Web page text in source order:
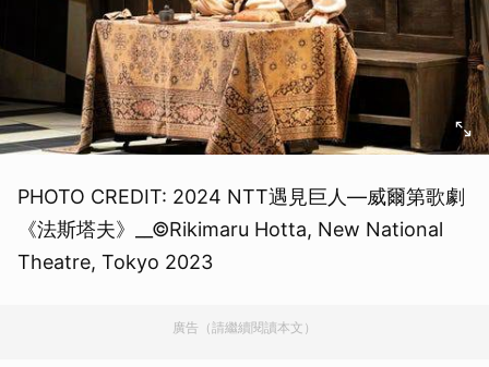
PHOTO CREDIT: 2024 NTT遇見巨人—威爾第歌劇
《法斯塔夫》__©Rikimaru Hotta, New National
Theatre, Tokyo 2023
廣告（請繼續閱讀本文）